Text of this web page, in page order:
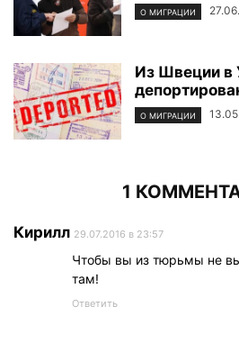
О МИГРАЦИИ
Из Швеции в
О МИГРАЦИИ
1
Кирилл 29.07.2016 в 23:57
Чтобы вы из тюрьмы не
там!
Ответить